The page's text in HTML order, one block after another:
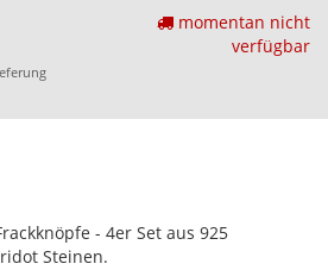
momentan nicht
verfügbar
- 4er Set aus 925
Steinen.